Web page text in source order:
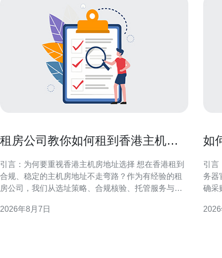
租房公司教你如何租到香港主机房
引言：为何要重视香港主机房地址选择 想在香港租到
合规、稳定的主机房地址不走弯路？作为有经验的租
房公司，我们从选址策略、合规核验、托管服务与实
影响网络连通和法律合规，也直接关系到业务连续性
2026年8月7日
如
引言：明
务器
确采
重官